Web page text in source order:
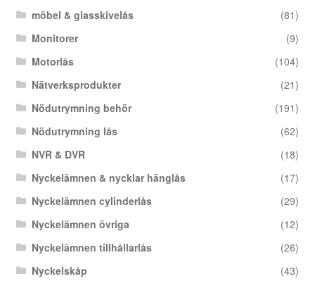
möbel & glasskivelås
(81)
Monitorer
(9)
Motorlås
(104)
Nätverksprodukter
(21)
Nödutrymning behör
(191)
Nödutrymning lås
(62)
NVR & DVR
(18)
Nyckelämnen & nycklar hänglås
(17)
Nyckelämnen cylinderlås
(29)
Nyckelämnen övriga
(12)
Nyckelämnen tillhållarlås
(26)
Nyckelskåp
(43)